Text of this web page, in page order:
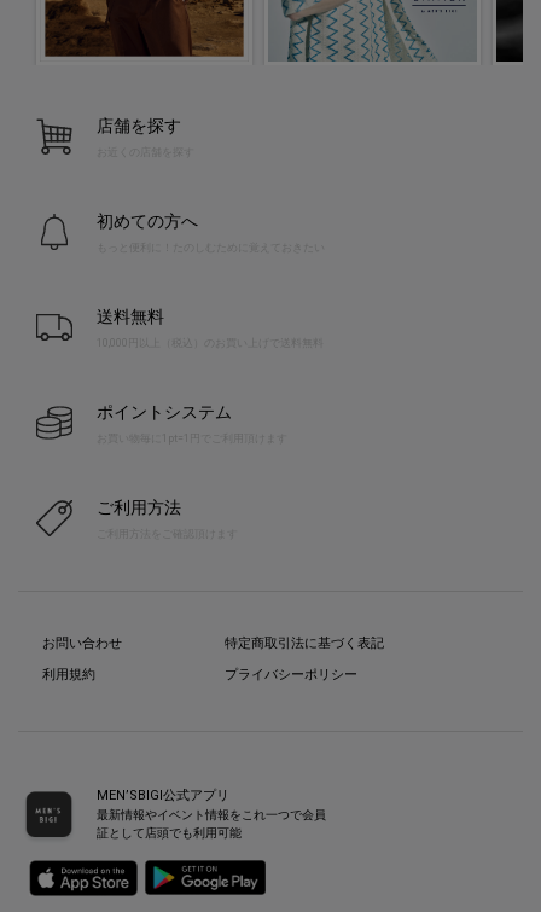
店舗を探す
お近くの店舗を探す
初めての方へ
送料無料
10,000円以上（税込）のお買い上げで送料無料
ポイントシステム
お買い物毎に1pt=1円でご利用頂けます
ご利用方法
お問い合わせ
利用規約
特定商取引法に基づく表記
プライバシーポリシー
MEN’SBIGI公式アプリ
最新情報やイベント情報をこれ一つで会員
証として店頭でも利用可能